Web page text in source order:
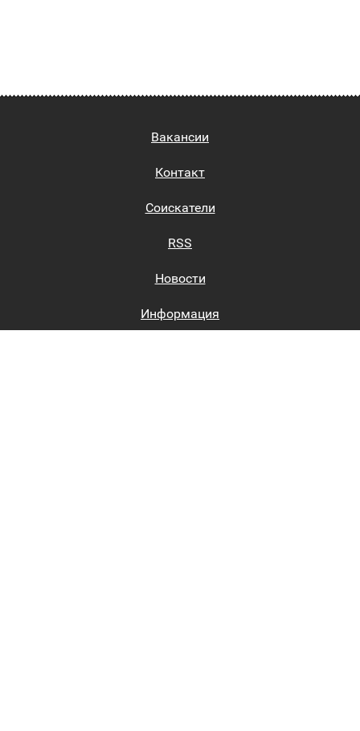
Вакансии
Контакт
Соискатели
RSS
Новости
Информация